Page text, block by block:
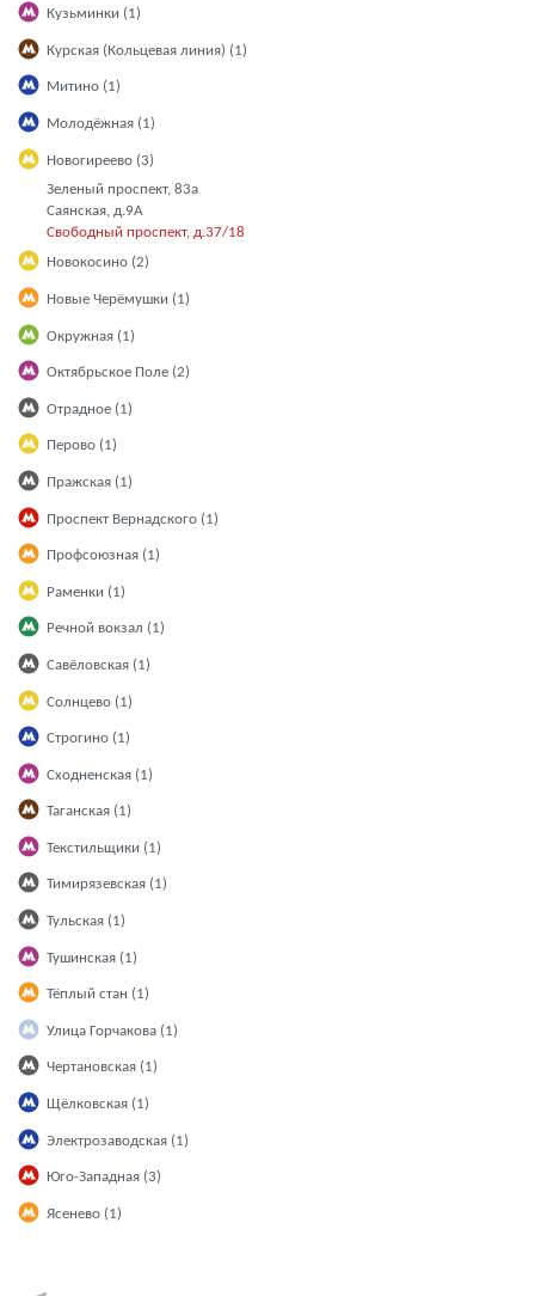
Кузьминки (1)
Курская (Кольцевая линия) (1)
Митино (1)
Молодёжная (1)
Новогиреево (3)
Зеленый проспект, 83а
Саянская, д.9А
Свободный проспект, д.37/18
Новокосино (2)
Новые Черёмушки (1)
Окружная (1)
Октябрьское Поле (2)
Отрадное (1)
Перово (1)
Пражская (1)
Проспект Вернадского (1)
Профсоюзная (1)
Раменки (1)
Речной вокзал (1)
Савёловская (1)
Солнцево (1)
Строгино (1)
Сходненская (1)
Таганская (1)
Текстильщики (1)
Тимирязевская (1)
Тульская (1)
Тушинская (1)
Тёплый стан (1)
Улица Горчакова (1)
Чертановская (1)
Щёлковская (1)
Электрозаводская (1)
Юго-Западная (3)
Ясенево (1)